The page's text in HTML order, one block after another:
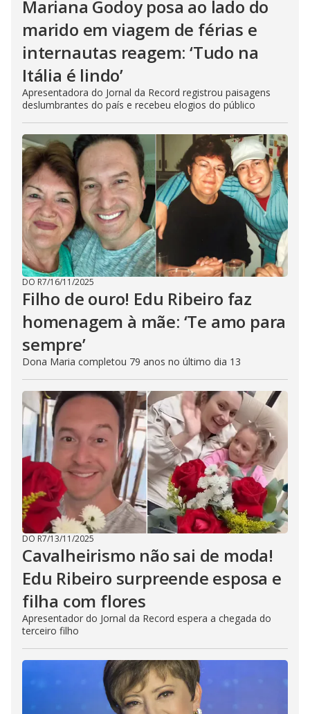
Mariana Godoy posa ao lado do
marido em viagem de férias e
internautas reagem: ‘Tudo na
Itália é lindo’
Apresentadora do Jornal da Record registrou paisagens
deslumbrantes do país e recebeu elogios do público
DO R7/16/11/2025
Filho de ouro! Edu Ribeiro faz
homenagem à mãe: ‘Te amo para
sempre’
Dona Maria completou 79 anos no último dia 13
DO R7/13/11/2025
Cavalheirismo não sai de moda!
Edu Ribeiro surpreende esposa e
filha com flores
Apresentador do Jornal da Record espera a chegada do
terceiro filho